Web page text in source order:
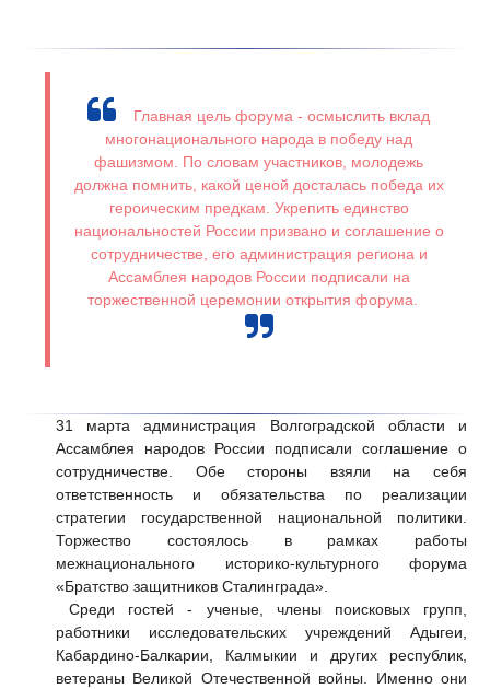
Главная цель форума - осмыслить вклад
многонационального народа в победу над
фашизмом. По словам участников, молодежь
должна помнить, какой ценой досталась победа их
героическим предкам. Укрепить единство
национальностей России призвано и соглашение о
сотрудничестве, его администрация региона и
Ассамблея народов России подписали на
торжественной церемонии открытия форума.
31 марта администрация Волгоградской области и
Ассамблея народов России подписали соглашение о
сотрудничестве. Обе стороны взяли на себя
ответственность и обязательства по реализации
стратегии государственной национальной политики.
Торжество состоялось в рамках работы
межнационального историко-культурного форума
«Братство защитников Сталинграда».
Среди гостей - ученые, члены поисковых групп,
работники исследовательских учреждений Адыгеи,
Кабардино-Балкарии, Калмыкии и других республик,
ветераны Великой Отечественной войны. Именно они